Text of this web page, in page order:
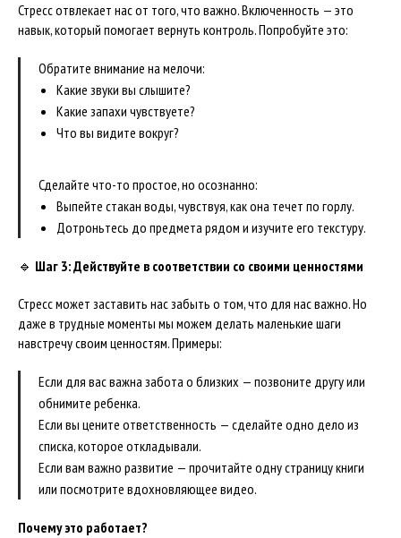
Стресс отвлекает нас от того, что важно. Включенность — это
навык, который помогает вернуть контроль. Попробуйте это:
Обратите внимание на мелочи:
Какие звуки вы слышите?
Какие запахи чувствуете?
Что вы видите вокруг?
Сделайте что-то простое, но осознанно:
Выпейте стакан воды, чувствуя, как она течет по горлу.
Дотроньтесь до предмета рядом и изучите его текстуру.
🔹 Шаг 3: Действуйте в соответствии со своими ценностями
Стресс может заставить нас забыть о том, что для нас важно. Но
даже в трудные моменты мы можем делать маленькие шаги
навстречу своим ценностям. Примеры:
Если для вас важна забота о близких — позвоните другу или
обнимите ребенка.
Если вы цените ответственность — сделайте одно дело из
списка, которое откладывали.
Если вам важно развитие — прочитайте одну страницу книги
или посмотрите вдохновляющее видео.
Почему это работает?